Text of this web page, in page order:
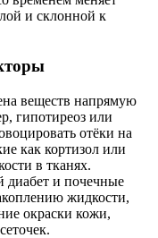
и склонной к
веществ напрямую
гипотиреоз или
отёки на
как кортизол или
в тканях.
диабет и почечные
жидкости,
окраски кожи,